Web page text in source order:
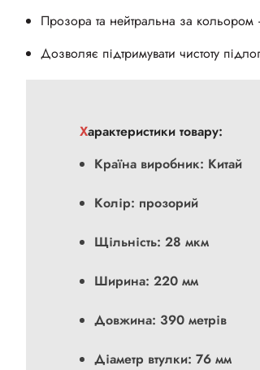
Прозора та нейтральна за
Дозволяє підтримувати чистоту
Характеристики товару:
Країна виробник: Китай
Колір: прозорий
Щільність: 28 мкм
Ширина: 220 мм
Довжина: 390 метрів
Діаметр втулки: 76 мм